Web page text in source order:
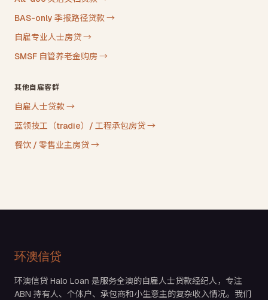
BAS-only 季报路径贷款 →
自雇专业人士房贷→
SMSF 自管养老金购房→
其他自雇客群
自雇人士贷款 →
蓝领技工（tradie）/ 工程承包房贷→
餐饮 / 零售业主房贷→
环澳信贷
环澳信贷 Halo Loan 是服务全澳的自雇人士贷款经纪人，专注
ABN 持有人、个体户、承包商和小生意主的复杂收入情况。我们